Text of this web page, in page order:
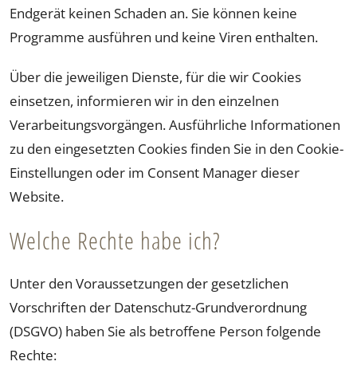
Endgerät keinen Schaden an. Sie können keine
Programme ausführen und keine Viren enthalten.
Über die jeweiligen Dienste, für die wir Cookies
einsetzen, informieren wir in den einzelnen
Verarbeitungsvorgängen. Ausführliche Informationen
zu den eingesetzten Cookies finden Sie in den Cookie-
Einstellungen oder im Consent Manager dieser
Website.
Welche Rechte habe ich?
Unter den Voraussetzungen der gesetzlichen
Vorschriften der Datenschutz-Grundverordnung
(DSGVO) haben Sie als betroffene Person folgende
Rechte: